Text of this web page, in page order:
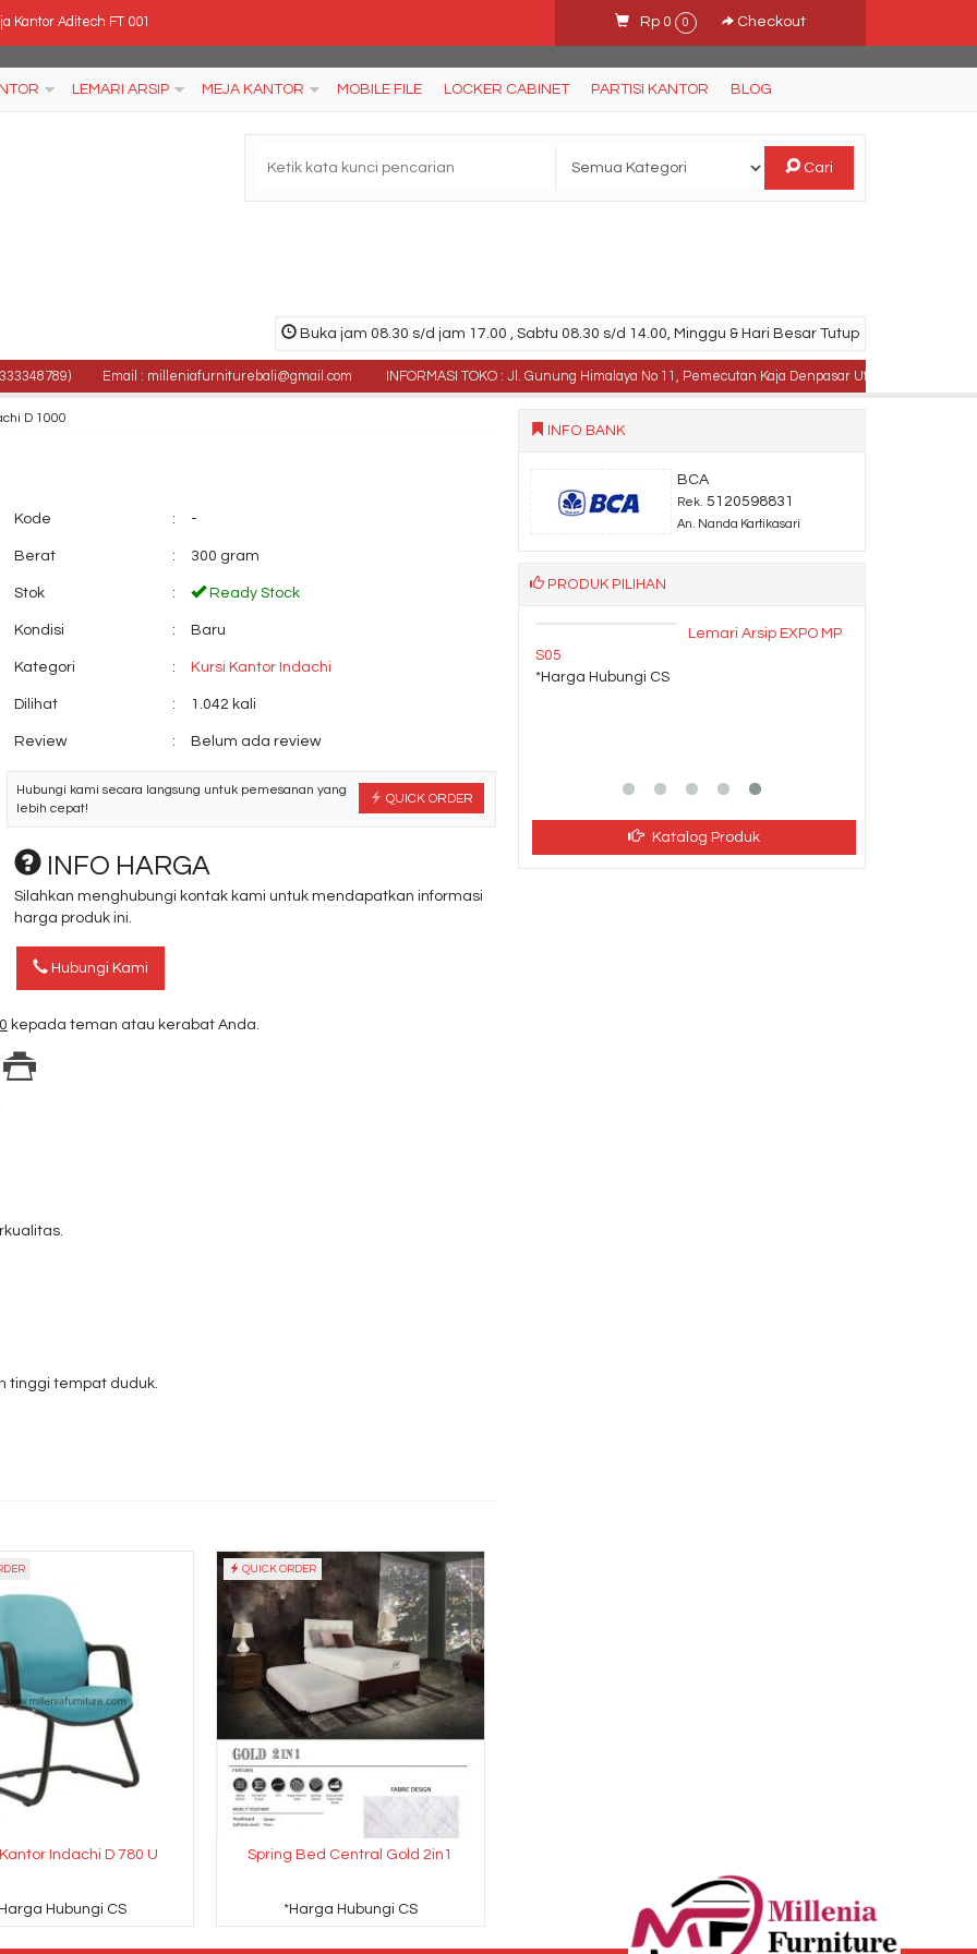
Kantor Aditech FT 001
Kantor Tiger T-98 HA
Kantor Polaris B 11
Bed Trendy Golden Latex Ukuran 160×200
Rp 0 0 Checkout
LEMARI ARSIP MEJA KANTOR MOBILE FILE LOCKER CABINET PARTISI KANTOR BLOG
Cari
Buka jam 08.30 s/d jam 17.00 , Sabtu 08.30 s/d 14.00, Minggu & Hari Besar Tutup
Email : milleniafurniturebali@gmail.com INFORMASI TOKO : Jl. Gunung Himalaya No 11, Pemecutan Kaja Denpasar Utara, Bali .
D 1000
Kode : -
Berat : 300 gram
Stok : Ready Stock
Kondisi : Baru
Kategori : Kursi Kantor Indachi
Dilihat : 1.042 kali
Review : Belum ada review
QUICK ORDER
Hubungi kami secara langsung untuk pemesanan yang
lebih cepat!
INFO HARGA
Silahkan menghubungi kontak kami untuk mendapatkan informasi
harga produk ini.
Hubungi Kami
kepada teman atau kerabat Anda.
tinggi tempat duduk.
Indachi D 780 U
Hubungi CS
QUICK ORDER
Spring Bed Central Gold 2in1
*Harga Hubungi CS
INFO BANK
BCA
Rek. 5120598831
An. Nanda Kartikasari
PRODUK PILIHAN
Jual Lemari Pakaian
*Harga Hubungi CS
Lemari Arsip EXPO MP
S05
*Harga Hubungi CS
Katalog Produk